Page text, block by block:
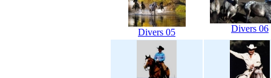
Divers 05 Divers 06